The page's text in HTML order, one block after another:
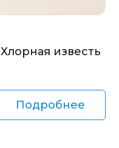
Хлорная известь
Подробнее